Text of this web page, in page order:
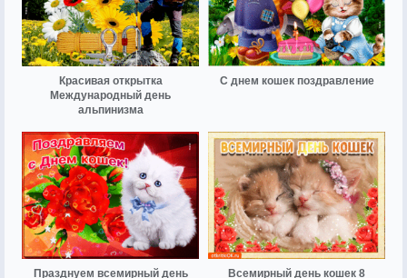
Красивая открытка
Международный день
альпинизма
С днем кошек поздравление
Празднуем всемирный день Всемирный день кошек 8